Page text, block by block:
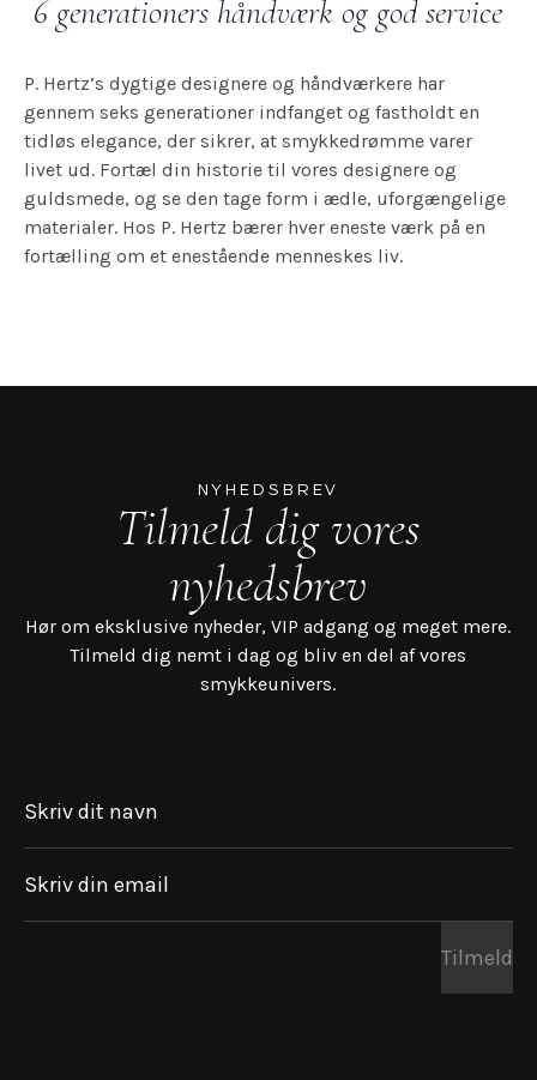
6 generationers håndværk og god service
P. Hertz’s dygtige designere og håndværkere har
gennem seks generationer indfanget og fastholdt en
tidløs elegance, der sikrer, at smykkedrømme varer
livet ud. Fortæl din historie til vores designere og
guldsmede, og se den tage form i ædle, uforgængelige
materialer. Hos P. Hertz bærer hver eneste værk på en
fortælling om et enestående menneskes liv.
NYHEDSBREV
Tilmeld dig vores
nyhedsbrev
Hør om eksklusive nyheder, VIP adgang og meget mere.
Tilmeld dig nemt i dag og bliv en del af vores
smykkeunivers.
Skriv dit navn
Skriv din email
Tilmeld